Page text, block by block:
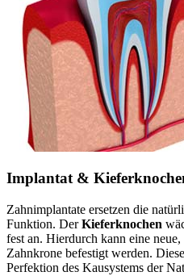
Implantat &
Zahnimplantate ersetzen die
Funktion. DerKieferknochen
fest an. Hierdurch kann eine
Zahnkrone befestigt werden.
Perfektion des Kausystems der